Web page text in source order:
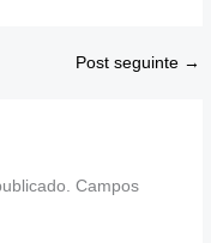
Post seguinte →
Campos